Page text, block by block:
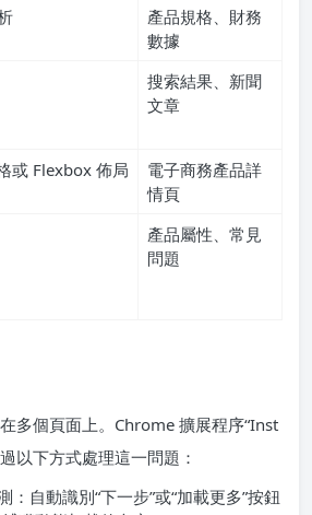
產品規格、財務
數據
搜索結果、新聞
文章
或 Flexbox 佈局
電子商務產品詳
情頁
產品屬性、常見
問題
多個頁面上。Chrome 擴展程序“Inst
以下方式處理這一問題：
：自動識別“下一步”或“加載更多”按鈕